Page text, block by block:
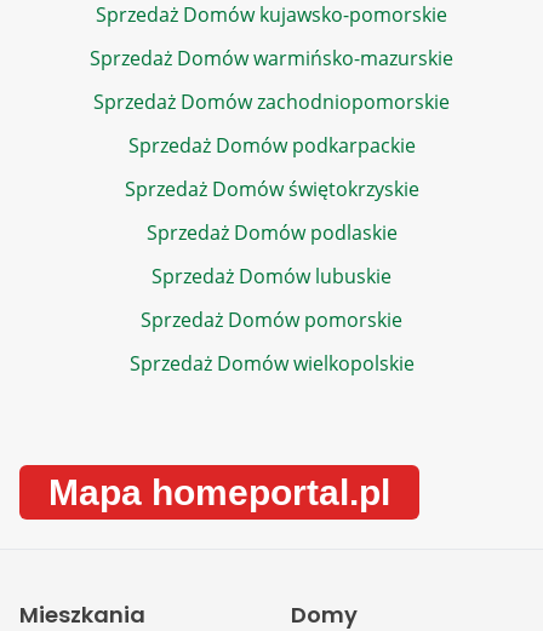
Sprzedaż Domów kujawsko-pomorskie
Sprzedaż Domów warmińsko-mazurskie
Sprzedaż Domów zachodniopomorskie
Sprzedaż Domów podkarpackie
Sprzedaż Domów świętokrzyskie
Sprzedaż Domów podlaskie
Sprzedaż Domów lubuskie
Sprzedaż Domów pomorskie
Sprzedaż Domów wielkopolskie
Mapa homeportal.pl
Mieszkania Domy